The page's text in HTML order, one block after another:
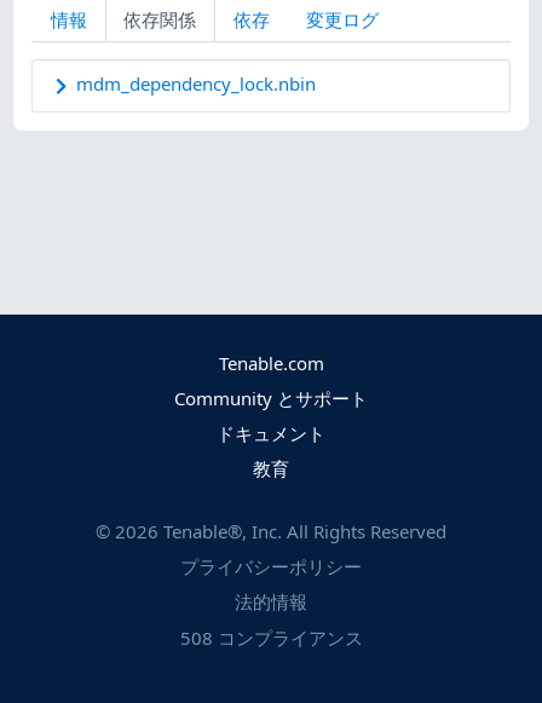
情報 依存関係 依存 変更ログ
mdm_dependency_lock.nbin
Tenable.com
Community とサポート
ドキュメント
教育
© 2026 Tenable®, Inc. All Rights Reserved
プライバシーポリシー
法的情報
508 コンプライアンス